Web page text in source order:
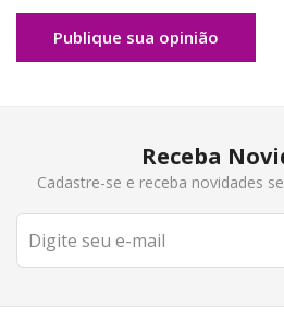
Publique sua opinião
Receba
Cadastre-se e receba novidades